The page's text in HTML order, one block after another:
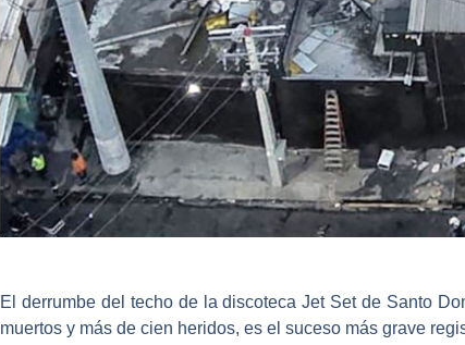
El derrumbe del techo de la discoteca Jet Set de Santo
muertos y más de cien heridos, es el suceso más grave